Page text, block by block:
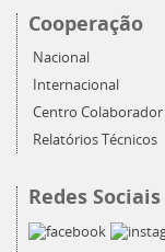
Cooperação
Nacional
Internacional
Centro Colaborador
Relatórios Técnicos
Redes Sociais